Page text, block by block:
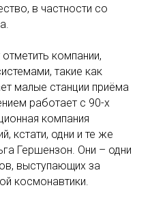
в частности со
компании,
такие как
малые станции приёма
работает с 90-х
компания
кстати, одни и те же
Гершензон. Они – одни
выступающих за
космонавтики.